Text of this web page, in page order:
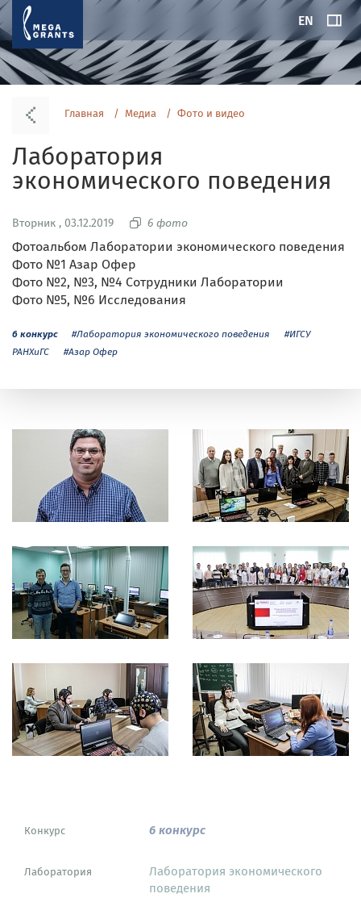
EN
Главная Медиа Фото и видео
Лаборатория
экономического поведения
Вторник , 03.12.2019 6 фото
Фотоальбом Лаборатории экономического поведения
Фото №1 Азар Офер
Фото №2, №3, №4 Сотрудники Лаборатории
Фото №5, №6 Исследования
6 конкурс #Лаборатория экономического поведения
#ИГСУ
РАНХиГС
#Азар Офер
Конкурс 6 конкурс
Лаборатория
Лаборатория экономического
поведения